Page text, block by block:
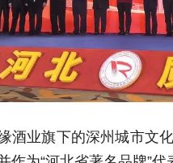
酒业旗下的深州城市文